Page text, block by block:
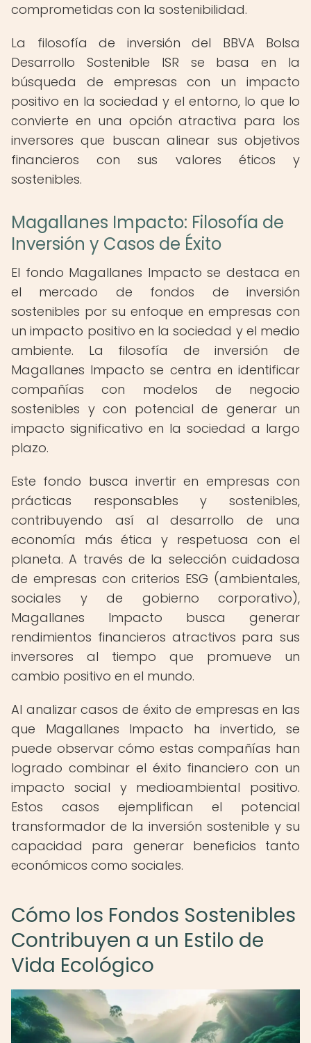
comprometidas con la sostenibilidad.
La filosofía de inversión del BBVA Bolsa
Desarrollo Sostenible ISR se basa en la
búsqueda de empresas con un impacto
positivo en la sociedad y el entorno, lo que lo
convierte en una opción atractiva para los
inversores que buscan alinear sus objetivos
financieros con sus valores éticos y
sostenibles.
Magallanes Impacto: Filosofía de
Inversión y Casos de Éxito
El fondo Magallanes Impacto se destaca en
el mercado de fondos de inversión
sostenibles por su enfoque en empresas con
un impacto positivo en la sociedad y el medio
ambiente. La filosofía de inversión de
Magallanes Impacto se centra en identificar
compañías con modelos de negocio
sostenibles y con potencial de generar un
impacto significativo en la sociedad a largo
plazo.
Este fondo busca invertir en empresas con
prácticas responsables y sostenibles,
contribuyendo así al desarrollo de una
economía más ética y respetuosa con el
planeta. A través de la selección cuidadosa
de empresas con criterios ESG (ambientales,
sociales y de gobierno corporativo),
Magallanes Impacto busca generar
rendimientos financieros atractivos para sus
inversores al tiempo que promueve un
cambio positivo en el mundo.
Al analizar casos de éxito de empresas en las
que Magallanes Impacto ha invertido, se
puede observar cómo estas compañías han
logrado combinar el éxito financiero con un
impacto social y medioambiental positivo.
Estos casos ejemplifican el potencial
transformador de la inversión sostenible y su
capacidad para generar beneficios tanto
económicos como sociales.
Cómo los Fondos Sostenibles
Contribuyen a un Estilo de
Vida Ecológico